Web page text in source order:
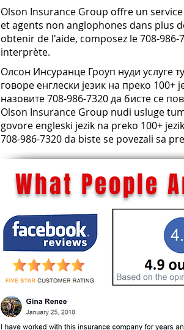
Olson Insurance Group offre un
et agents non anglophones dans plus
obtenir de l'aide, composez le 708-
interprète.
Олсон Инсуранце Гроуп нуди услуге
говоре енглески језик на преко 100+
назовите 708-986-7320 да бисте се
Olson Insurance Group nudi usluge
govore engleski jezik na preko 100+
708-986-7320 da biste se povezali sa
What People